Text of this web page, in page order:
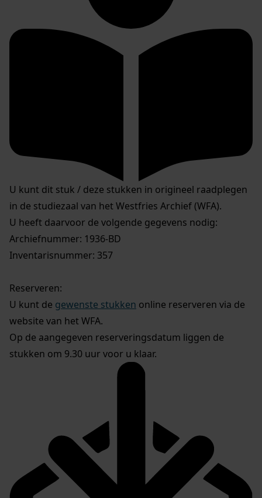
U kunt dit stuk / deze stukken in origineel raadplegen
in de studiezaal van het Westfries Archief (WFA).
U heeft daarvoor de volgende gegevens nodig:
Archiefnummer: 1936-BD
Inventarisnummer: 357
Reserveren:
U kunt de gewenste stukken online reserveren via de
website van het WFA.
Op de aangegeven reserveringsdatum liggen de
stukken om 9.30 uur voor u klaar.